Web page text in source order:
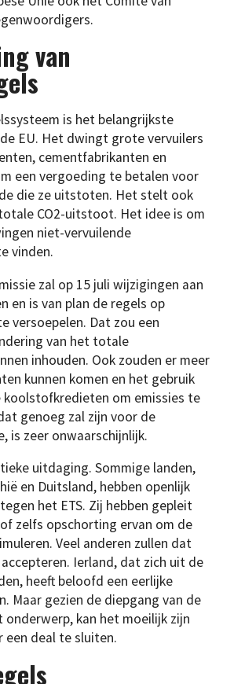
van
is het belangrijkste
EU. Het dwingt grote vervuilers
cementfabrikanten en
een vergoeding te betalen voor
die ze uitstoten. Het stelt ook
CO2-uitstoot. Het idee is om
niet-vervuilende
vinden.
zal op 15 juli wijzigingen aan
en is van plan de regels op
versoepelen. Dat zou een
van het totale
inhouden. Ook zouden er meer
kunnen komen en het gebruik
om emissies te
genoeg zal zijn voor de
is zeer onwaarschijnlijk.
uitdaging. Sommige landen,
en Duitsland, hebben openlijk
het ETS. Zij hebben gepleit
zelfs opschorting ervan om de
Veel anderen zullen dat
Ierland, dat zich uit de
heeft beloofd een eerlijke
Maar gezien de diepgang van de
onderwerp, kan het moeilijk zijn
een deal te sluiten.